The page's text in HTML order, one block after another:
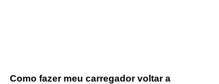
Como fazer meu carregador voltar a